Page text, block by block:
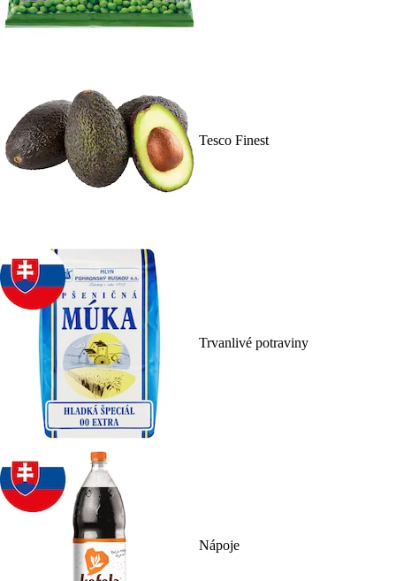
Tesco Finest
Trvanlivé potraviny
Nápoje